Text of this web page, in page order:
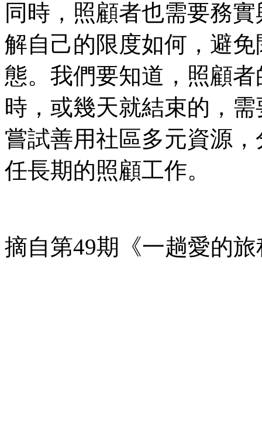
同時，照顧者也需要務
解自己的限度如何，避
態。我們要知道，照顧
時，或幾天就結束的，
嘗試善用社區多元資源
任長期的照顧工作。
摘自第49期《一趟愛的旅